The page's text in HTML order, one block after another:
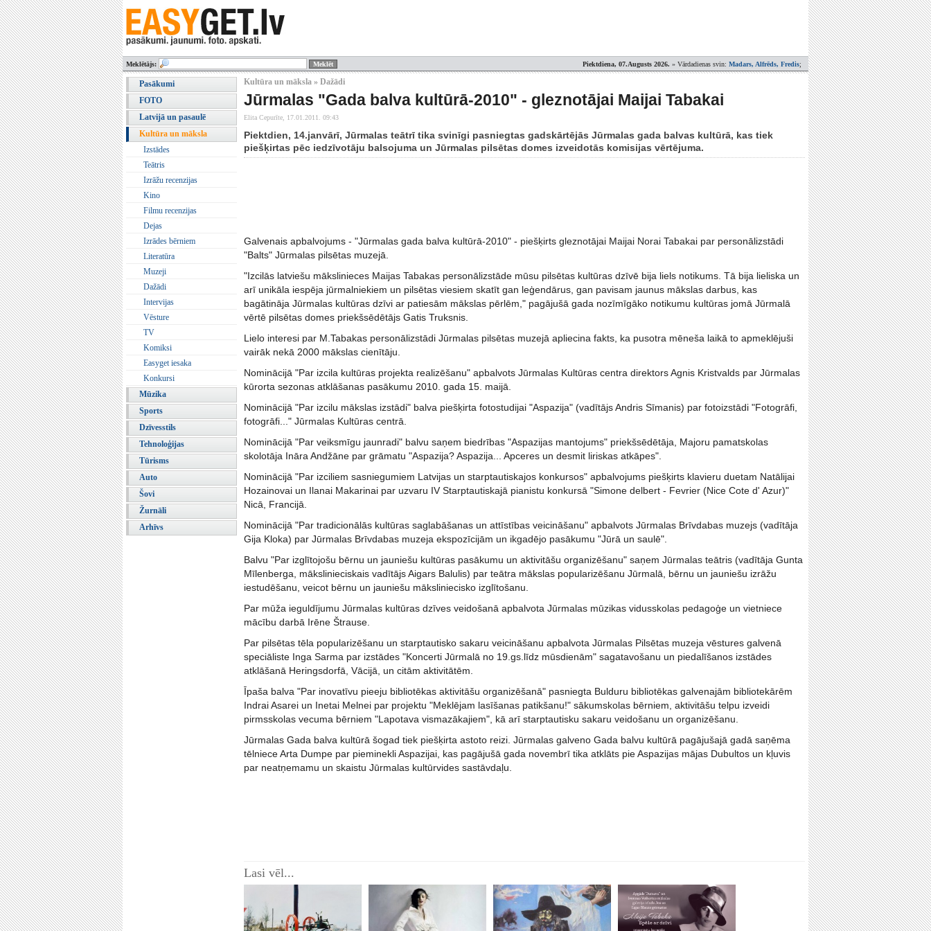
Piektdiena, 07.Augusts 2026. » Vārdadienas svin: Madars, Alfrēds, Fredis;
Meklētājs:
Pasākumi
FOTO
Latvijā un pasaulē
Kultūra un māksla
Izstādes
Teātris
Izrāžu recenzijas
Kino
Filmu recenzijas
Dejas
Izrādes bērniem
Literatūra
Muzeji
Dažādi
Intervijas
Vēsture
TV
Komiksi
Easyget iesaka
Konkursi
Mūzika
Sports
Dzīvesstils
Tehnoloģijas
Tūrisms
Auto
Šovi
Žurnāli
Arhīvs
Kultūra un māksla » Dažādi
Jūrmalas "Gada balva kultūrā-2010" - gleznotājai Maijai Tabakai
Elita Cepurīte, 17.01.2011. 09:43
Piektdien, 14.janvārī, Jūrmalas teātrī tika svinīgi pasniegtas gadskārtējās Jūrmalas gada balvas kultūrā, kas tiek
piešķirtas pēc iedzīvotāju balsojuma un Jūrmalas pilsētas domes izveidotās komisijas vērtējuma.
Galvenais apbalvojums - "Jūrmalas gada balva kultūrā-2010" - piešķirts gleznotājai Maijai Norai Tabakai par personālizstādi
"Balts" Jūrmalas pilsētas muzejā.
"Izcilās latviešu mākslinieces Maijas Tabakas personālizstāde mūsu pilsētas kultūras dzīvē bija liels notikums. Tā bija lieliska un
arī unikāla iespēja jūrmalniekiem un pilsētas viesiem skatīt gan leģendārus, gan pavisam jaunus mākslas darbus, kas
bagātināja Jūrmalas kultūras dzīvi ar patiesām mākslas pērlēm," pagājušā gada nozīmīgāko notikumu kultūras jomā Jūrmalā
vērtē pilsētas domes priekšsēdētājs Gatis Truksnis.
Lielo interesi par M.Tabakas personālizstādi Jūrmalas pilsētas muzejā apliecina fakts, ka pusotra mēneša laikā to apmeklējuši
vairāk nekā 2000 mākslas cienītāju.
Nominācijā "Par izcila kultūras projekta realizēšanu" apbalvots Jūrmalas Kultūras centra direktors Agnis Kristvalds par Jūrmalas
kūrorta sezonas atklāšanas pasākumu 2010. gada 15. maijā.
Nominācijā "Par izcilu mākslas izstādi" balva piešķirta fotostudijai "Aspazija" (vadītājs Andris Sīmanis) par fotoizstādi "Fotogrāfi,
fotogrāfi..." Jūrmalas Kultūras centrā.
Nominācijā "Par veiksmīgu jaunradi" balvu saņem biedrības "Aspazijas mantojums" priekšsēdētāja, Majoru pamatskolas
skolotāja Ināra Andžāne par grāmatu "Aspazija? Aspazija... Apceres un desmit liriskas atkāpes".
Nominācijā "Par izciliem sasniegumiem Latvijas un starptautiskajos konkursos" apbalvojums piešķirts klavieru duetam Natālijai
Hozainovai un Ilanai Makarinai par uzvaru IV Starptautiskajā pianistu konkursā "Simone delbert - Fevrier (Nice Cote d' Azur)"
Nicā, Francijā.
Nominācijā "Par tradicionālās kultūras saglabāšanas un attīstības veicināšanu" apbalvots Jūrmalas Brīvdabas muzejs (vadītāja
Gija Kloka) par Jūrmalas Brīvdabas muzeja ekspozīcijām un ikgadējo pasākumu "Jūrā un saulē".
Balvu "Par izglītojošu bērnu un jauniešu kultūras pasākumu un aktivitāšu organizēšanu" saņem Jūrmalas teātris (vadītāja Gunta
Mīlenberga, mākslinieciskais vadītājs Aigars Balulis) par teātra mākslas popularizēšanu Jūrmalā, bērnu un jauniešu izrāžu
iestudēšanu, veicot bērnu un jauniešu māksliniecisko izglītošanu.
Par mūža ieguldījumu Jūrmalas kultūras dzīves veidošanā apbalvota Jūrmalas mūzikas vidusskolas pedagoģe un vietniece
mācību darbā Irēne Štrause.
Par pilsētas tēla popularizēšanu un starptautisko sakaru veicināšanu apbalvota Jūrmalas Pilsētas muzeja vēstures galvenā
speciāliste Inga Sarma par izstādes "Koncerti Jūrmalā no 19.gs.līdz mūsdienām" sagatavošanu un piedalīšanos izstādes
atklāšanā Heringsdorfā, Vācijā, un citām aktivitātēm.
Īpaša balva "Par inovatīvu pieeju bibliotēkas aktivitāšu organizēšanā" pasniegta Bulduru bibliotēkas galvenajām bibliotekārēm
Indrai Asarei un Inetai Melnei par projektu "Meklējam lasīšanas patikšanu!" sākumskolas bērniem, aktivitāšu telpu izveidi
pirmsskolas vecuma bērniem "Lapotava vismazākajiem", kā arī starptautisku sakaru veidošanu un organizēšanu.
Jūrmalas Gada balva kultūrā šogad tiek piešķirta astoto reizi. Jūrmalas galveno Gada balvu kultūrā pagājušajā gadā saņēma
tēlniece Arta Dumpe par pieminekli Aspazijai, kas pagājušā gada novembrī tika atklāts pie Aspazijas mājas Dubultos un kļuvis
par neatņemamu un skaistu Jūrmalas kultūrvides sastāvdaļu.
Lasi vēl...